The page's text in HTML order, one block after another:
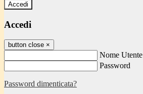
Accedi
Accedi
button close ×
Nome Utente
Password
Password dimenticata?